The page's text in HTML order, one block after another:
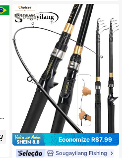
Economize R$7,99
Sougayilang Fishing